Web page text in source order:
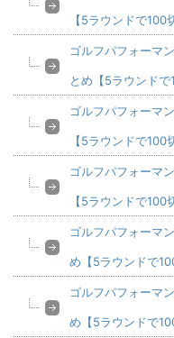
【5ラウンドで100
ゴルフパフォーマ
とめ【5ラウンドで
ゴルフパフォーマ
【5ラウンドで100
ゴルフパフォーマ
【5ラウンドで100
ゴルフパフォーマ
め【5ラウンドで
ゴルフパフォーマ
め【5ラウンドで